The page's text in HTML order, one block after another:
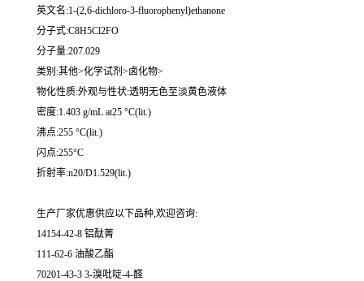
英文名:1-(2,6-dichloro-3-fluorophenyl)ethanone
分子式:C8H5Cl2FO
分子量:207.029
类别:其他>化学试剂>卤化物>
物化性质:外观与性状:透明无色至淡黄色液体
密度:1.403 g/mL at25 °C(lit.)
沸点:255 °C(lit.)
闪点:255°C
折射率:n20/D1.529(lit.)
生产厂家优惠供应以下品种,欢迎咨询:
14154-42-8 铝酞菁
111-62-6 油酸乙酯
70201-43-3 3-溴吡啶-4-醛